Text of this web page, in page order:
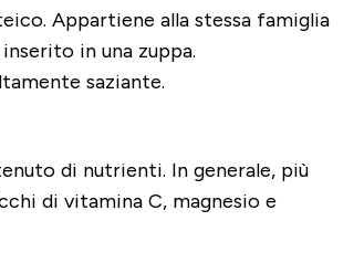
Appartiene alla stessa famiglia
in una zuppa.
saziante.
di nutrienti. In generale, più
di vitamina C, magnesio e